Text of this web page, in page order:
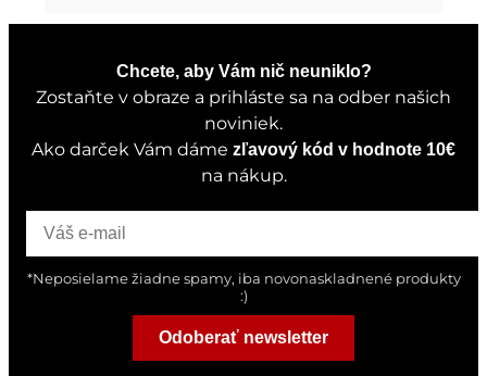
Chcete, aby Vám nič neuniklo?
Zostaňte v obraze a prihláste sa na odber našich
noviniek.
Ako darček Vám dáme zľavový kód v hodnote 10€
na nákup.
*Neposielame žiadne spamy, iba novonaskladnené produkty
:)
Odoberať newsletter